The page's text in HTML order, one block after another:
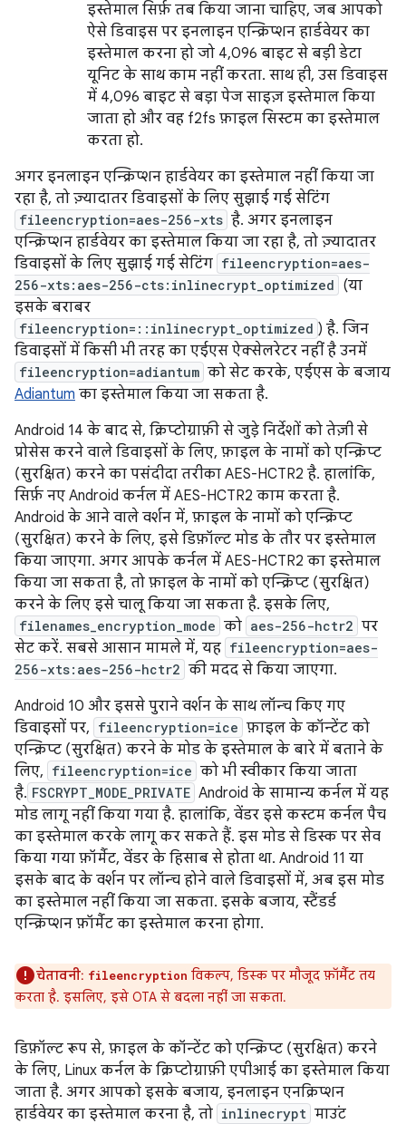
इस्तेमाल सिर्फ़ तब किया जाना चाहिए, जब आपको
ऐसे डिवाइस पर इनलाइन एन्क्रिप्शन हार्डवेयर का
इस्तेमाल करना हो जो 4,096 बाइट से बड़ी डेटा
यूनिट के साथ काम नहीं करता. साथ ही, उस डिवाइस
में 4,096 बाइट से बड़ा पेज साइज़ इस्तेमाल किया
जाता हो और वह f2fs फ़ाइल सिस्टम का इस्तेमाल
करता हो.
अगर इनलाइन एन्क्रिप्शन हार्डवेयर का इस्तेमाल नहीं किया जा
रहा है, तो ज़्यादातर डिवाइसों के लिए सुझाई गई सेटिंग
fileencryption=aes-256-xts है. अगर इनलाइन
एन्क्रिप्शन हार्डवेयर का इस्तेमाल किया जा रहा है, तो ज़्यादातर
डिवाइसों के लिए सुझाई गई सेटिंग fileencryption=aes-
256-xts:aes-256-cts:inlinecrypt_optimized (या
इसके बराबर
fileencryption=::inlinecrypt_optimized ) है. जिन
डिवाइसों में किसी भी तरह का एईएस ऐक्सेलरेटर नहीं है उनमें
fileencryption=adiantum को सेट करके, एईएस के बजाय
Adiantum का इस्तेमाल किया जा सकता है.
Android 14 के बाद से, क्रिप्टोग्राफ़ी से जुड़े निर्देशों को तेज़ी से
प्रोसेस करने वाले डिवाइसों के लिए, फ़ाइल के नामों को एन्क्रिप्ट
(सुरक्षित) करने का पसंदीदा तरीका AES-HCTR2 है. हालांकि,
सिर्फ़ नए Android कर्नल में AES-HCTR2 काम करता है.
Android के आने वाले वर्शन में, फ़ाइल के नामों को एन्क्रिप्ट
(सुरक्षित) करने के लिए, इसे डिफ़ॉल्ट मोड के तौर पर इस्तेमाल
किया जाएगा. अगर आपके कर्नल में AES-HCTR2 का इस्तेमाल
किया जा सकता है, तो फ़ाइल के नामों को एन्क्रिप्ट (सुरक्षित)
करने के लिए इसे चालू किया जा सकता है. इसके लिए,
filenames_encryption_mode को aes-256-hctr2 पर
सेट करें. सबसे आसान मामले में, यह fileencryption=aes-
256-xts:aes-256-hctr2 की मदद से किया जाएगा.
Android 10 और इससे पुराने वर्शन के साथ लॉन्च किए गए
डिवाइसों पर, fileencryption=ice फ़ाइल के कॉन्टेंट को
एन्क्रिप्ट (सुरक्षित) करने के मोड के इस्तेमाल के बारे में बताने के
लिए, fileencryption=ice को भी स्वीकार किया जाता
है. FSCRYPT_MODE_PRIVATE Android के सामान्य कर्नल में यह
मोड लागू नहीं किया गया है. हालांकि, वेंडर इसे कस्टम कर्नल पैच
का इस्तेमाल करके लागू कर सकते हैं. इस मोड से डिस्क पर सेव
किया गया फ़ॉर्मैट, वेंडर के हिसाब से होता था. Android 11 या
इसके बाद के वर्शन पर लॉन्च होने वाले डिवाइसों में, अब इस मोड
का इस्तेमाल नहीं किया जा सकता. इसके बजाय, स्टैंडर्ड
एन्क्रिप्शन फ़ॉर्मैट का इस्तेमाल करना होगा.
चेतावनी: fileencryption विकल्प, डिस्क पर मौजूद फ़ॉर्मैट तय
करता है. इसलिए, इसे OTA से बदला नहीं जा सकता.
डिफ़ॉल्ट रूप से, फ़ाइल के कॉन्टेंट को एन्क्रिप्ट (सुरक्षित) करने
के लिए, Linux कर्नल के क्रिप्टोग्राफ़ी एपीआई का इस्तेमाल किया
जाता है. अगर आपको इसके बजाय, इनलाइन एनक्रिप्शन
हार्डवेयर का इस्तेमाल करना है, तो inlinecrypt माउंट